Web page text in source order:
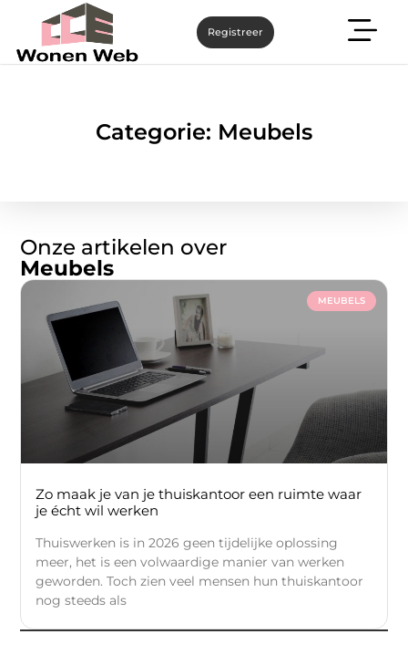
Registreer
Categorie: Meubels
Onze artikelen over
Meubels
MEUBELS
Zo maak je van je thuiskantoor een ruimte waar
je écht wil werken
Thuiswerken is in 2026 geen tijdelijke oplossing
meer, het is een volwaardige manier van werken
geworden. Toch zien veel mensen hun thuiskantoor
nog steeds als